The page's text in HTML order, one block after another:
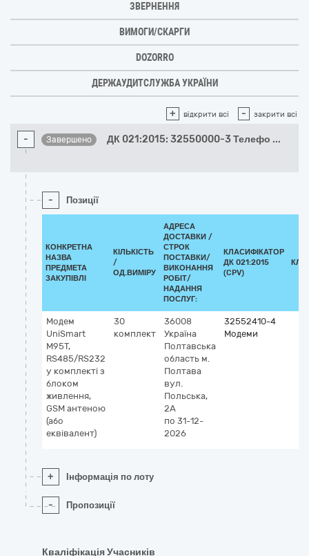
ЗВЕРНЕННЯ
ВИМОГИ/СКАРГИ
DOZORRO
ДЕРЖАУДИТСЛУЖБА УКРАЇНИ
+ відкрити всі - закрити всі
- Завершено ДК 021:2015: 32550000-3 Телефо ...
- Позиції
КОНКРЕТНА
НАЗВА
ПРЕДМЕТА
ЗАКУПІВЛІ
КІЛЬКІСТЬ
/
ОД.ВИМІРУ
АДРЕСА
ДОСТАВКИ /
СТРОК
ПОСТАВКИ/
ВИКОНАННЯ
РОБІТ/
НАДАННЯ
ПОСЛУГ:
КЛАСИФІКАТОР
ДК 021:2015
(CPV)
Модем
UniSmart
M95T,
RS485/RS232
у комплекті з
блоком
живлення,
GSM антеною
(або
еквівалент)
30
комплект
36008
Україна
Полтавська
область м.
Полтава
вул.
Польська,
2А
по 31-12-
2026
32552410-4
Модеми
+ Інформація по лоту
- Пропозиції
Кваліфікація Учасників